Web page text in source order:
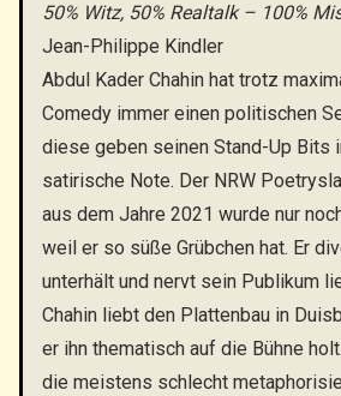
50% Witz, 50% Realtalk – 100%
Jean-Philippe Kindler
Abdul Kader Chahin hat trotz
Comedy immer einen politischen
diese geben seinen Stand-Up Bits
satirische Note. Der NRW
aus dem Jahre 2021 wurde nur
weil er so süße Grübchen hat. Er
unterhält und nervt sein Publikum
Chahin liebt den Plattenbau in
er ihn thematisch auf die Bühne
die meistens schlecht